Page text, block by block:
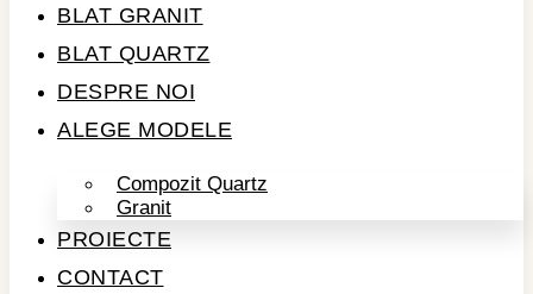
BLAT GRANIT
BLAT QUARTZ
DESPRE NOI
ALEGE MODELE
Compozit Quartz
Granit
PROIECTE
CONTACT